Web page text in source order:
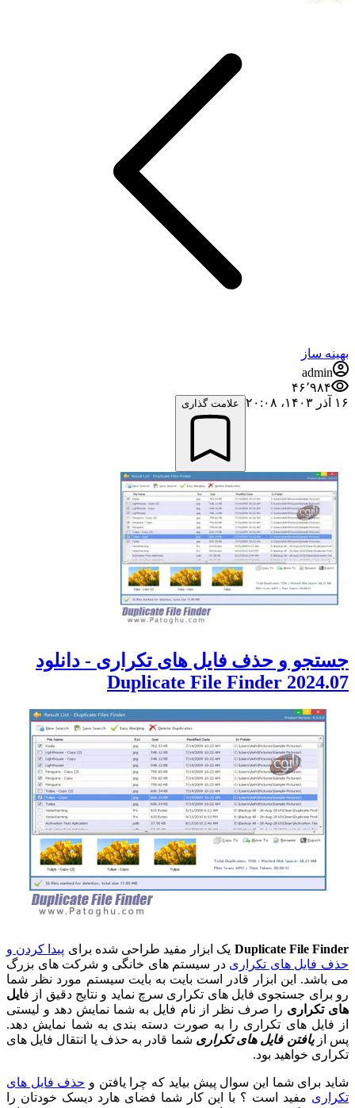
بهینه ساز
admin
۴۶٬۹۸۴
۱۶ آذر ۱۴۰۳،‏ ۲۰:۰۸
علامت گذاری
جستجو و حذف فایل های تکراری - دانلود
Duplicate File Finder 2024.07
Duplicate File Finder یک ابزار مفید طراحی شده برای پیدا کردن و
حذف فایل های تکراری در سیستم های خانگی و شرکت های بزرگ
می باشد. این ابزار قادر است بایت به بایت سیستم مورد نظر شما
رو برای جستجوی فایل های تکراری سرچ نماید و نتایج دقیق از فایل
های تکراری را صرف نظر از نام فایل به شما نمایش دهد و لیستی
از فایل های تکراری را به صورت دسته بندی به شما نمایش دهد.
پس ازیافتن فایل های تکراری شما قادر به حذف یا انتقال فایل های
تکراری خواهید بود.
شاید برای شما این سوال پیش بیاید که چرا یافتن و حذف فایل های
تکراری مفید است ؟ با این کار شما فضای هارد دیسک خودتان را